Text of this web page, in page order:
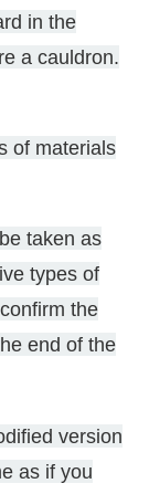
in the
a cauldron.
of materials
taken as
types of
the
end of the
version
as if you